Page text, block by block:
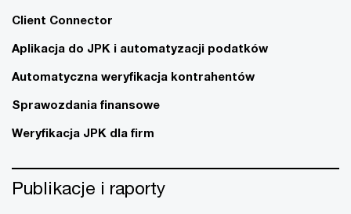
Client Connector
Aplikacja do JPK i automatyzacji podatków
Automatyczna weryfikacja kontrahentów
Sprawozdania finansowe
Weryfikacja JPK dla firm
Publikacje i raporty